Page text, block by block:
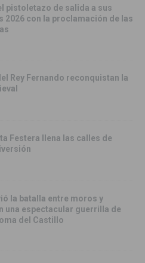
pistoletazo de salida a sus
2026 con la proclamación de las
Rey Fernando reconquistan la
Festera llena las calles de
la batalla entre moros y
una espectacular guerrilla de
del Castillo